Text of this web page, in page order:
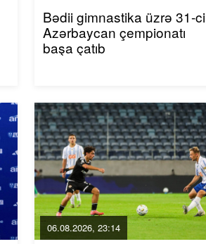
Bədii gimnastika üzrə 31-ci
Azərbaycan çempionatı
başa çatıb
06.08.2026, 23:14